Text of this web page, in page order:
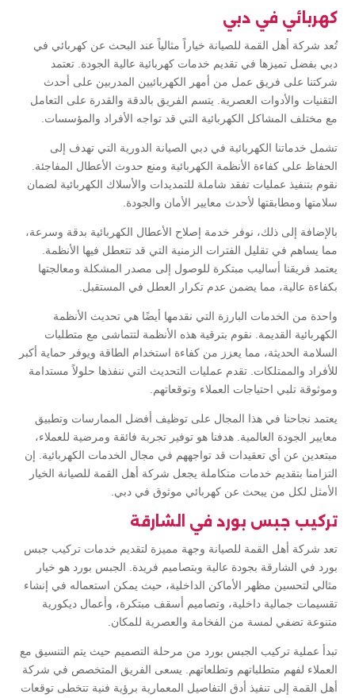
كهربائي في دبي
تُعد شركة أهل القمة للصيانة خياراً مثالياً عند البحث عن كهربائي في
دبي بفضل تميزها في تقديم خدمات كهربائية عالية الجودة. تعتمد
شركتنا على فريق عمل من أمهر الكهربائيين المدربين على أحدث
التقنيات والأدوات العصرية. يتسم الفريق بالدقة والقدرة على التعامل
مع مختلف المشاكل الكهربائية التي قد تواجه الأفراد والمؤسسات.
تشمل خدماتنا الكهربائية في دبي الصيانة الدورية التي تهدف إلى
الحفاظ على كفاءة الأنظمة الكهربائية ومنع حدوث الأعطال المفاجئة.
نقوم بتنفيذ عمليات تفقد شاملة للتمديدات والأسلاك الكهربائية لضمان
سلامتها ومطابقتها لأحدث معايير الأمان والجودة.
بالإضافة إلى ذلك، نوفر خدمة إصلاح الأعطال الكهربائية بدقة وسرعة،
مما يساهم في تقليل الفترات الزمنية التي قد تتعطل فيها الأنظمة.
يعتمد فريقنا أساليب مبتكرة للوصول إلى مصدر المشكلة ومعالجتها
بكفاءة عالية، مما يضمن عدم تكرار العطل في المستقبل.
واحدة من الخدمات البارزة التي نقدمها أيضًا هي تحديث الأنظمة
الكهربائية القديمة. نقوم بترقية هذه الأنظمة لتتماشى مع متطلبات
السلامة الحديثة، مما يعزز من كفاءة استخدام الطاقة ويوفر حماية أكبر
للأفراد والممتلكات. تقدم عمليات التحديث التي ننفذها حلولاً مستدامة
وموثوقة تلبي احتياجات العملاء وتوقعاتهم.
يعتمد نجاحنا في هذا المجال على توظيف أفضل الممارسات وتطبيق
معايير الجودة العالمية. هدفنا هو توفير تجربة فائقة ومرضية للعملاء،
مبتعدين عن أي تعقيدات قد تواجههم في مجال الخدمات الكهربائية. إن
التزامنا بتقديم خدمات متكاملة يجعل شركة أهل القمة للصيانة الخيار
الأمثل لكل من يبحث عن كهربائي موثوق في دبي.
تركيب جبس بورد في الشارقة
تعد شركة أهل القمة للصيانة وجهة مميزة لتقديم خدمات تركيب جبس
بورد في الشارقة بجودة عالية وبتصاميم فريدة. الجبس بورد هو خيار
مثالي لتحسين مظهر الأماكن الداخلية، حيث يمكن استعماله في إنشاء
تقسيمات جمالية داخلية، وتصاميم أسقف مبتكرة، وأعمال ديكورية
متنوعة تضفي لمسة من الفخامة والعصرية للمكان.
تبدأ عملية تركيب الجبس بورد من مرحلة التصميم حيث يتم التنسيق مع
العملاء لفهم متطلباتهم وتطلعاتهم. يسعى الفريق المتخصص في شركة
أهل القمة إلى تنفيذ أدق التفاصيل المعمارية برؤية فنية تتخطى توقعات